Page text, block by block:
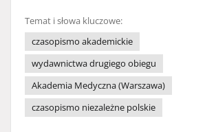
Temat i słowa kluczowe:
czasopismo akademickie
wydawnictwa drugiego obiegu
Akademia Medyczna (Warszawa)
czasopismo niezależne polskie